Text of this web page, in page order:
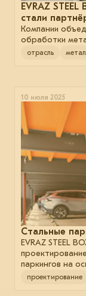
EVRAZ
стали
Компании
обработки
отрасль
10 июля 2025
Стальные
EVRAZ STEEL
паркингов на
проектирование